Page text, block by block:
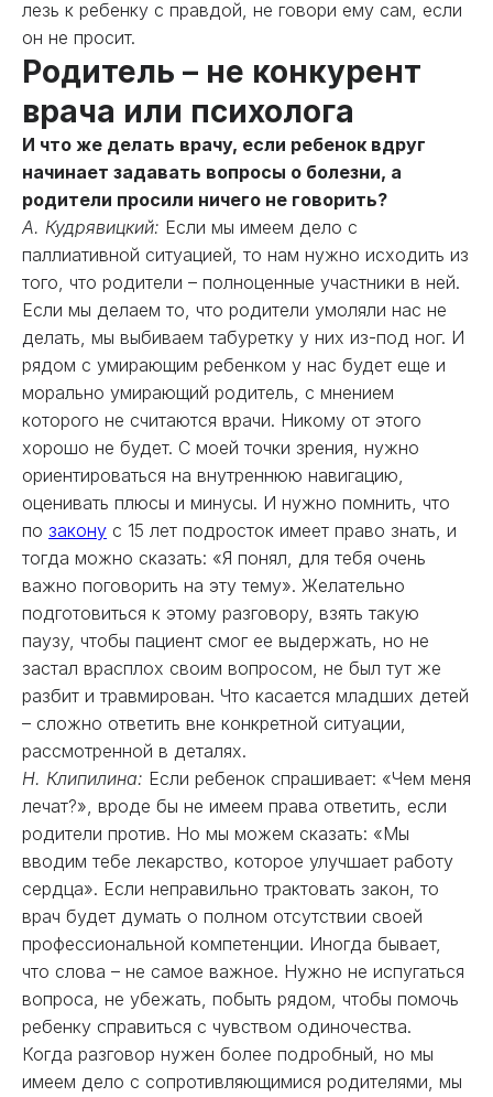
лезь к ребенку с правдой, не говори ему сам, если
он не просит.
Родитель – не конкурент
врача или психолога
И что же делать врачу, если ребенок вдруг
начинает задавать вопросы о болезни, а
родители просили ничего не говорить?
А. Кудрявицкий: Если мы имеем дело с
паллиативной ситуацией, то нам нужно исходить из
того, что родители – полноценные участники в ней.
Если мы делаем то, что родители умоляли нас не
делать, мы выбиваем табуретку у них из-под ног. И
рядом с умирающим ребенком у нас будет еще и
морально умирающий родитель, с мнением
которого не считаются врачи. Никому от этого
хорошо не будет. С моей точки зрения, нужно
ориентироваться на внутреннюю навигацию,
оценивать плюсы и минусы. И нужно помнить, что
по закону с 15 лет подросток имеет право знать, и
тогда можно сказать: «Я понял, для тебя очень
важно поговорить на эту тему». Желательно
подготовиться к этому разговору, взять такую
паузу, чтобы пациент смог ее выдержать, но не
застал врасплох своим вопросом, не был тут же
разбит и травмирован. Что касается младших детей
– сложно ответить вне конкретной ситуации,
рассмотренной в деталях.
Н. Клипилина: Если ребенок спрашивает: «Чем меня
лечат?», вроде бы не имеем права ответить, если
родители против. Но мы можем сказать: «Мы
вводим тебе лекарство, которое улучшает работу
сердца». Если неправильно трактовать закон, то
врач будет думать о полном отсутствии своей
профессиональной компетенции. Иногда бывает,
что слова – не самое важное. Нужно не испугаться
вопроса, не убежать, побыть рядом, чтобы помочь
ребенку справиться с чувством одиночества.
Когда разговор нужен более подробный, но мы
имеем дело с сопротивляющимися родителями, мы